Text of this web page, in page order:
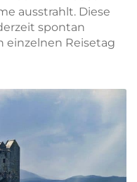
ausstrahlt. Diese
spontan
einzelnen Reisetag